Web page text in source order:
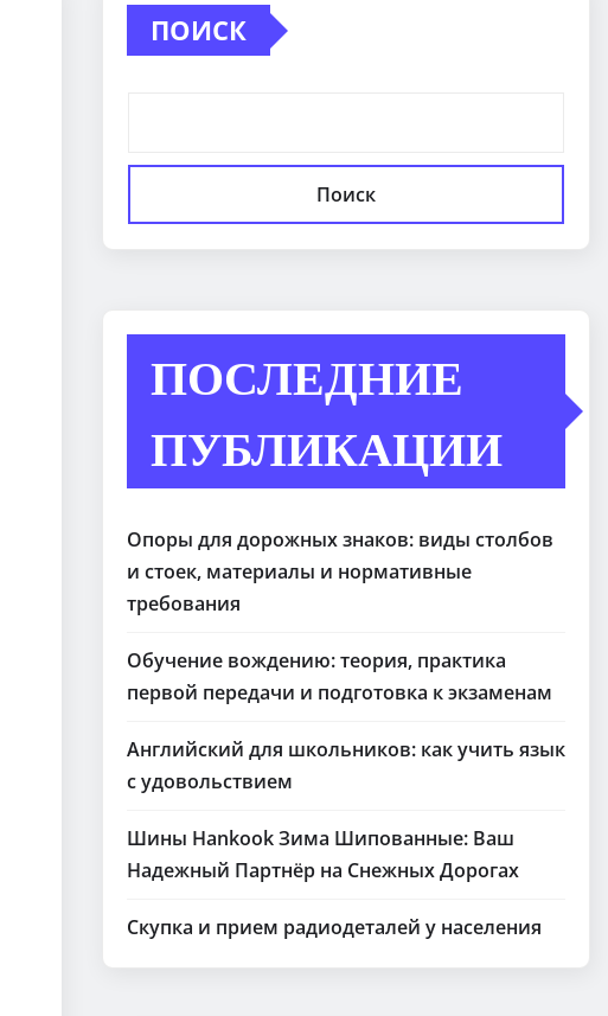
ПОИСК
Поиск
ПОСЛЕДНИЕ
ПУБЛИКАЦИИ
Опоры для дорожных знаков: виды столбов
и стоек, материалы и нормативные
требования
Обучение вождению: теория, практика
первой передачи и подготовка к экзаменам
Английский для школьников: как учить язык
с удовольствием
Шины Hankook Зима Шипованные: Ваш
Надежный Партнёр на Снежных Дорогах
Скупка и прием радиодеталей у населения